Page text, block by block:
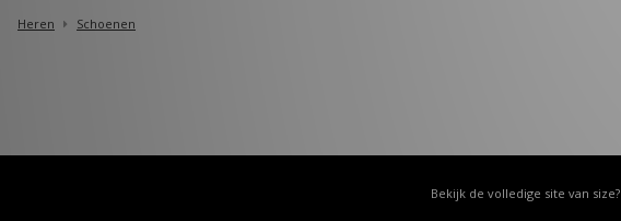
Heren
Schoenen
Bekijk de volledige site van size?